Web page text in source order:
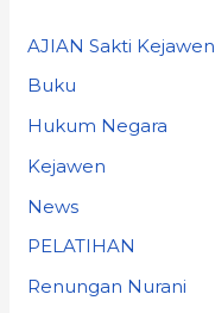
AJIAN Sakti Kejawen
Buku
Hukum Negara
Kejawen
News
PELATIHAN
Renungan Nurani